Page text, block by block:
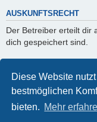
Diese Website
bestmöglichen
bieten. Mehr
AUSKUNFTSRECHT
Der Betreiber erteilt dir
dich gespeichert sind.
Du kannst jederzeit
verlangen. Kontaktiere
Foren-Übersicht